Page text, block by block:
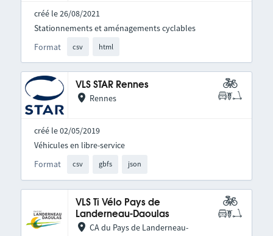
créé le 26/08/2021
Format csv html
Stationnements et aménagements cyclables
VLS STAR Rennes
Rennes
créé le 02/05/2019
Format csv gbfs json
Véhicules en libre-service
VLS Ti Vélo Pays de
Landerneau-Daoulas
CA du Pays de Landerneau-